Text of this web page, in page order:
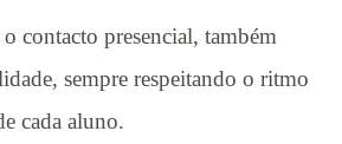
contacto presencial, também
sempre respeitando o ritmo
cada aluno.